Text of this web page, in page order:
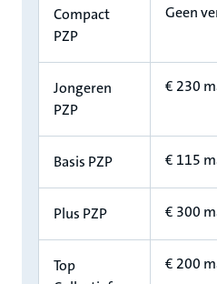
Compact
PZP
Geen
Jongeren
PZP
€ 230
Basis PZP € 115
Plus PZP € 300
Top
€ 200